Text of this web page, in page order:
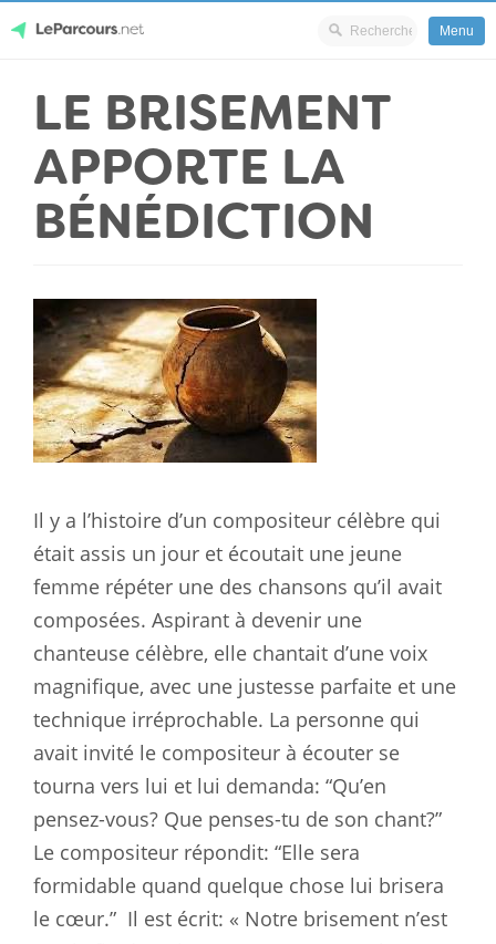
content
LeParcours.net
Menu
LE BRISEMENT
APPORTE LA
BÉNÉDICTION
Il y a l’histoire d’un compositeur célèbre qui
était assis un jour et écoutait une jeune
femme répéter une des chansons qu’il avait
composées. Aspirant à devenir une
chanteuse célèbre, elle chantait d’une voix
magnifique, avec une justesse parfaite et une
technique irréprochable. La personne qui
avait invité le compositeur à écouter se
tourna vers lui et lui demanda: “Qu’en
pensez-vous? Que penses-tu de son chant?”
Le compositeur répondit: “Elle sera
formidable quand quelque chose lui brisera
le cœur.” Il est écrit: « Notre brisement n’est